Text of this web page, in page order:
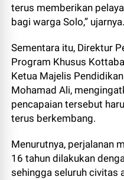
terus memberikan
bagi warga Solo,” ujarnya.
Sementara itu, Direktur
Program Khusus
Ketua Majelis
Mohamad Ali,
pencapaian tersebut
terus berkembang.
Menurutnya, perjalanan
16 tahun dilakukan
sehingga seluruh civitas